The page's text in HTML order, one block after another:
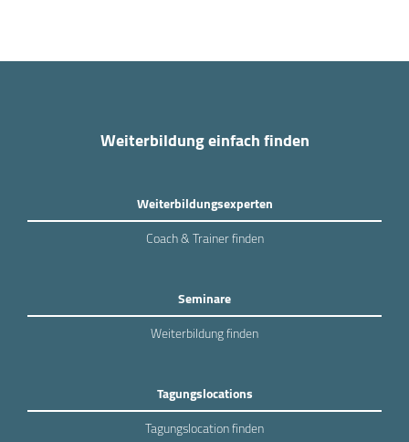
Weiterbildung einfach finden
Weiterbildungsexperten
Coach & Trainer finden
Seminare
Weiterbildung finden
Tagungslocations
Tagungslocation finden